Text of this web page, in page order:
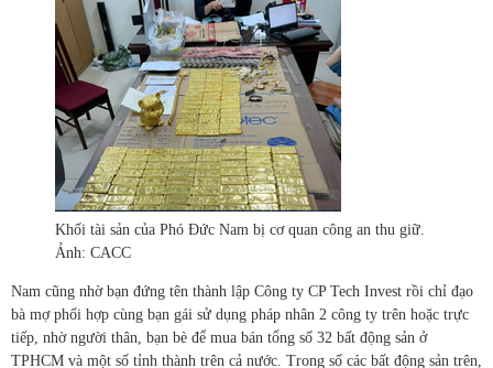
Khối tài sản của Phó Đức Nam bị cơ quan công an thu giữ.
Ảnh: CACC
Nam cũng nhờ bạn đứng tên thành lập Công ty CP Tech Invest rồi chỉ đạo
bà mợ phối hợp cùng bạn gái sử dụng pháp nhân 2 công ty trên hoặc trực
tiếp, nhờ người thân, bạn bè để mua bán tổng số 32 bất động sản ở
TPHCM và một số tỉnh thành trên cả nước. Trong số các bất động sản trên,